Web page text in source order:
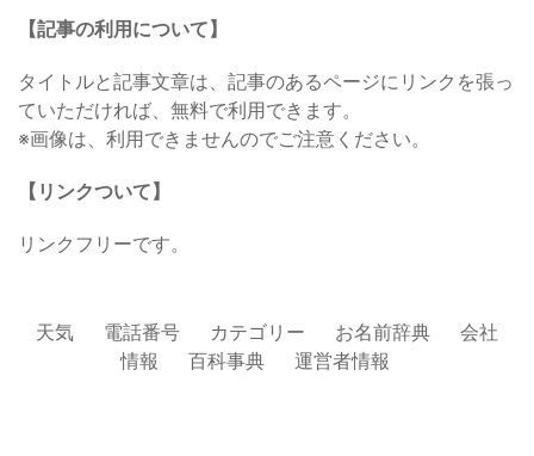
【記事の利用について】
タイトルと記事文章は、記事のあるページにリンクを張っ
ていただければ、無料で利用できます。
※画像は、利用できませんのでご注意ください。
【リンクついて】
リンクフリーです。
天気 電話番号 カテゴリー お名前辞典
会社
情報
百科事典 運営者情報